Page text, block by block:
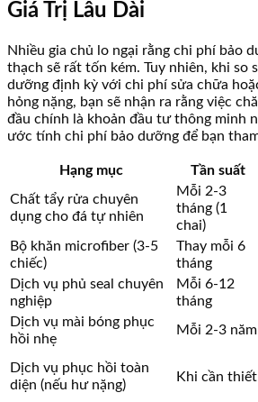
Giá Trị Lâu Dài
Nhiều gia chủ lo ngại rằng chi phí bảo
thạch sẽ rất tốn kém. Tuy nhiên, khi so
dưỡng định kỳ với chi phí sửa chữa
hỏng nặng, bạn sẽ nhận ra rằng việc
đầu chính là khoản đầu tư thông minh
ước tính chi phí bảo dưỡng để bạn
Hạng mục Tần suất
Chất tẩy rửa chuyên
dụng cho đá tự nhiên
Mỗi 2-3
tháng (1
chai)
Bộ khăn microfiber (3-5
chiếc)
Thay mỗi 6
tháng
Dịch vụ phủ seal chuyên
nghiệp
Mỗi 6-12
tháng
Dịch vụ mài bóng phục
hồi nhẹ
Mỗi 2-3 năm
Dịch vụ phục hồi toàn
diện (nếu hư nặng)
Khi cần thiết